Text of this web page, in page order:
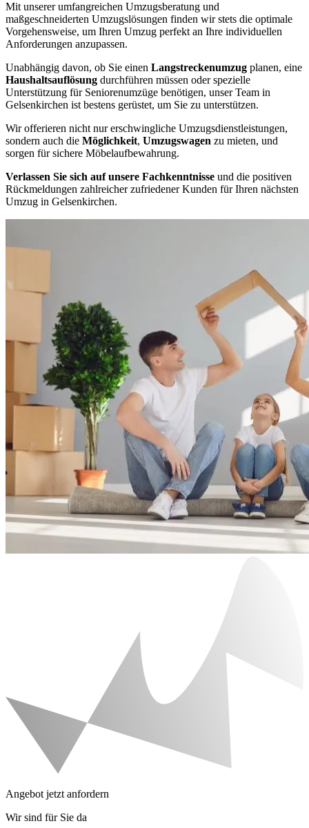
Mit unserer umfangreichen Umzugsberatung und
maßgeschneiderten Umzugslösungen finden wir stets die optimale
Vorgehensweise, um Ihren Umzug perfekt an Ihre individuellen
Anforderungen anzupassen.
Unabhängig davon, ob Sie einen Langstreckenumzug planen, eine
Haushaltsauflösung durchführen müssen oder spezielle
Unterstützung für Seniorenumzüge benötigen, unser Team in
Gelsenkirchen ist bestens gerüstet, um Sie zu unterstützen.
Wir offerieren nicht nur erschwingliche Umzugsdienstleistungen,
sondern auch die Möglichkeit, Umzugswagen zu mieten, und
sorgen für sichere Möbelaufbewahrung.
Verlassen Sie sich auf unsere Fachkenntnisse und die positiven
Rückmeldungen zahlreicher zufriedener Kunden für Ihren nächsten
Umzug in Gelsenkirchen.
Angebot jetzt anfordern
Wir sind für Sie da